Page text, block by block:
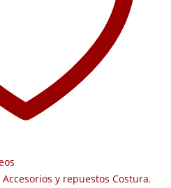
Accesorios y repuestos Costura,